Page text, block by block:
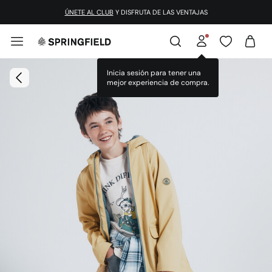
ÚNETE AL CLUB Y DISFRUTA DE LAS VENTAJAS
Inicia sesión para tener una
mejor experiencia de compra.